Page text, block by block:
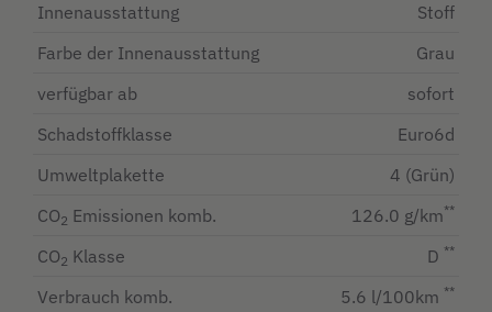
Innenausstattung
Stoff
Farbe der Innenausstattung
Grau
verfügbar ab
sofort
Schadstoffklasse
Euro6d
Umweltplakette
4 (Grün)
CO2 Emissionen komb. 126.0 g/km**
CO2 Klasse D **
Verbrauch komb. 5.6 l/100km **